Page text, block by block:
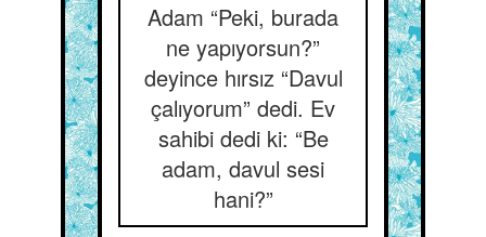
Adam “Peki, burada
ne yapıyorsun?”
deyince hırsız “Davul
çalıyorum” dedi. Ev
sahibi dedi ki: “Be
adam, davul sesi
hani?”